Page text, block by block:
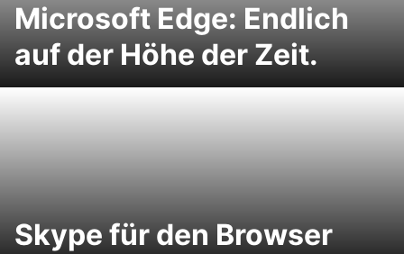
Microsoft Edge: Endlich
auf der Höhe der Zeit.
Skype für den Browser